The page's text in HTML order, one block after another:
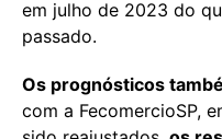
em julho de 2023 do
passado.
Os prognósticos
com a FecomercioSP,